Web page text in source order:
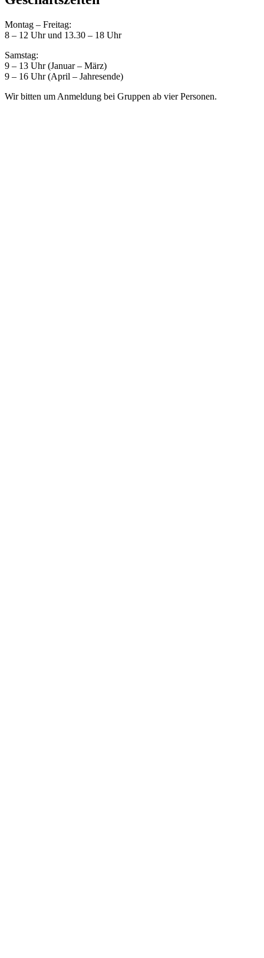
Montag – Freitag:
8 – 12 Uhr und 13.30 – 18 Uhr
Samstag:
9 – 13 Uhr (Januar – März)
9 – 16 Uhr (April – Jahresende)
Wir bitten um Anmeldung bei Gruppen ab vier Personen.